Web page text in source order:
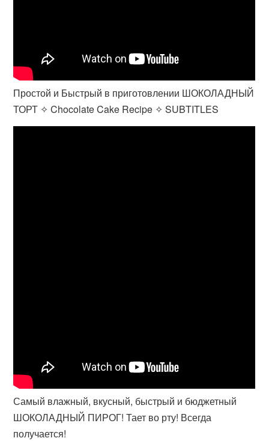
Простой и Быстрый в приготовлении ШОКОЛАДНЫЙ
ТОРТ ✧ Chocolate Cake Recipe ✧ SUBTITLES
Самый влажный, вкусный, быстрый и бюджетный
ШОКОЛАДНЫЙ ПИРОГ! Тает во рту! Всегда
получается!